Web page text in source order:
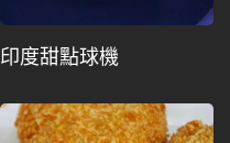
印度甜點球機